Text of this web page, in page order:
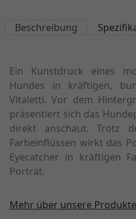
Beschreibung
Ein Kunstdruck eines
Hundes in kräftigen,
Vitaletti. Vor dem
präsentiert sich das
direkt anschaut. Trotz
Farbeinflüssen wirkt das
Eyecatcher in kräftigen
Porträt.
Mehr über unsere